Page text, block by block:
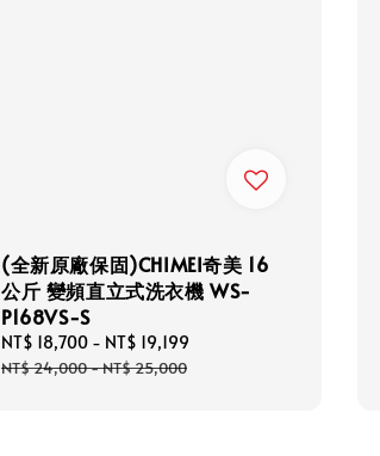
(全新原廠保固)CHIMEI奇美 16
公斤 變頻直立式洗衣機 WS-
P168VS-S
Sale
price
NT$ 18,700 - NT$ 19,199
NT$ 24,000-NT$ 25,000